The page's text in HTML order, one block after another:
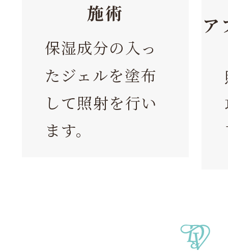
施術
保湿成分の入っ
たジェルを塗布
して照射を行い
ます。
ア